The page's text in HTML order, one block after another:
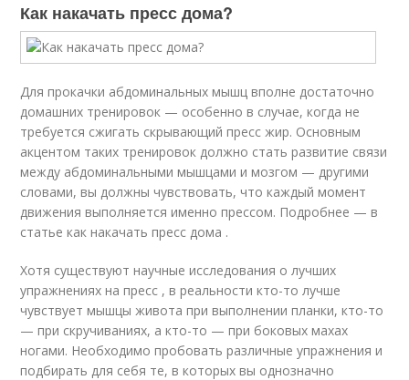
Как накачать пресс дома?
Для прокачки абдоминальных мышц вполне достаточно
домашних тренировок — особенно в случае, когда не
требуется сжигать скрывающий пресс жир. Основным
акцентом таких тренировок должно стать развитие связи
между абдоминальными мышцами и мозгом — другими
словами, вы должны чувствовать, что каждый момент
движения выполняется именно прессом. Подробнее — в
статье как накачать пресс дома .
Хотя существуют научные исследования о лучших
упражнениях на пресс , в реальности кто-то лучше
чувствует мышцы живота при выполнении планки, кто-то
— при скручиваниях, а кто-то — при боковых махах
ногами. Необходимо пробовать различные упражнения и
подбирать для себя те, в которых вы однозначно